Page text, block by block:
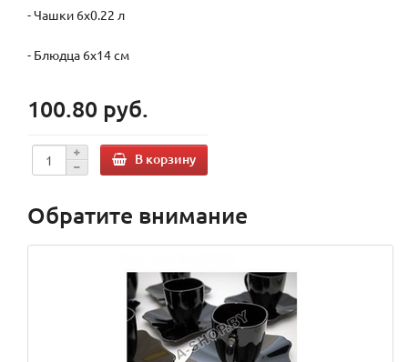
- Чашки 6х0.22 л
- Блюдца 6х14 см
100.80 руб.
В корзину
Обратите внимание